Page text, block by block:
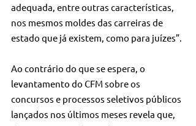
adequada, entre outras características,
nos mesmos moldes das carreiras de
estado que já existem, como para juízes”.
Ao contrário do que se espera, o
levantamento do CFM sobre os
concursos e processos seletivos públicos
lançados nos últimos meses revela que,